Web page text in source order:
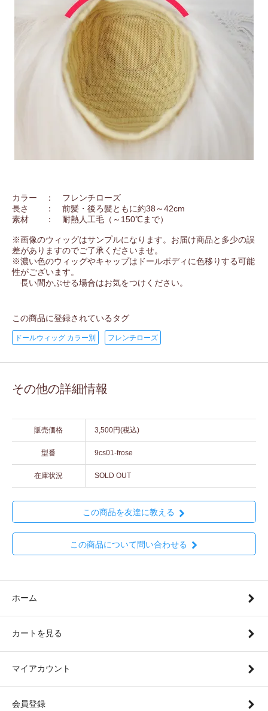
カラー ： フレンチローズ
長さ ： 前髪・後ろ髪ともに約38～42cm
素材 ： 耐熱人工毛（～150℃まで）
※画像のウィッグはサンプルになります。お届け商品と多少の誤
差がありますのでご了承くださいませ。
※濃い色のウィッグやキャップはドールボディに色移りする可能
性がございます。
長い間かぶせる場合はお気をつけください。
この商品に登録されているタグ
ドールウィッグ カラー別 フレンチローズ
その他の詳細情報
販売価格 3,500円(税込)
型番 9cs01-frose
在庫状況 SOLD OUT
この商品を友達に教える
この商品について問い合わせる
ホーム
カートを見る
マイアカウント
会員登録